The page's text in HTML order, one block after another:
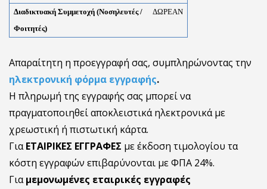
Διαδικτυακή Συμμετοχή (Νοσηλευτές /
Φοιτητές)
ΔΩΡΕΑΝ
Απαραίτητη η προεγγραφή σας, συμπληρώνοντας την
ηλεκτρονική φόρμα εγγραφής.
Η πληρωμή της εγγραφής σας μπορεί να
πραγματοποιηθεί αποκλειστικά ηλεκτρονικά με
χρεωστική ή πιστωτική κάρτα.
ΓιαΕΤΑΙΡΙΚΕΣ ΕΓΓΡΑΦΕΣ με έκδοση τιμολογίου τα
κόστη εγγραφών επιβαρύνονται με ΦΠΑ 24%.
Γιαμεμονωμένες εταιρικές εγγραφές